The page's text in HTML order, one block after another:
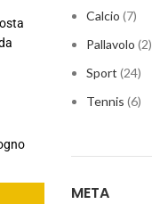
Calcio (7)
Pallavolo (2)
Sport (24)
Tennis (6)
META